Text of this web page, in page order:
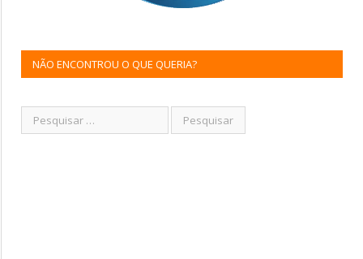
NÃO ENCONTROU O QUE QUERIA?